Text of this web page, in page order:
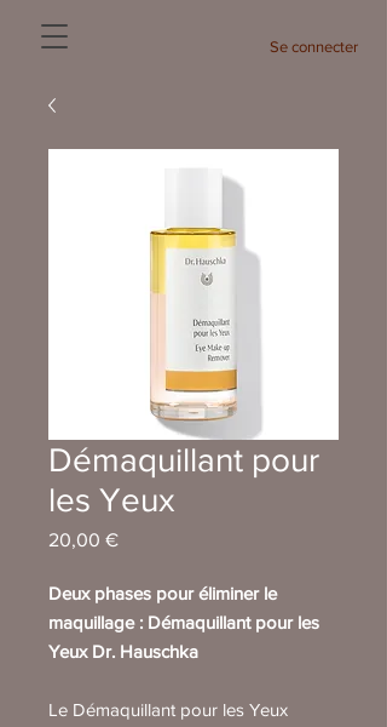
Se connecter
Démaquillant pour
les Yeux
20,00 €Prix
Deux phases pour éliminer le
maquillage : Démaquillant pour les
Yeux Dr. Hauschka
Le Démaquillant pour les Yeux